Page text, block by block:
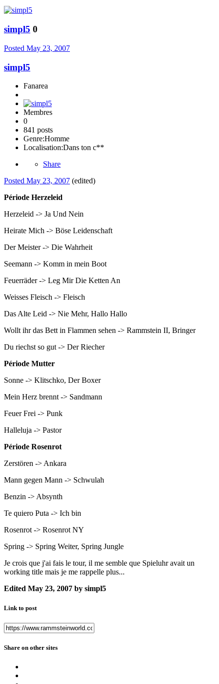
simpl5 0
Posted May 23, 2007
simpl5
Fanarea
Membres
0
841 posts
Genre:Homme
Localisation:Dans ton c**
Share
Posted May 23, 2007 (edited)
Période Herzeleid
Herzeleid -> Ja Und Nein
Heirate Mich -> Böse Leidenschaft
Der Meister -> Die Wahrheit
Seemann -> Komm in mein Boot
Feuerräder -> Leg Mir Die Ketten An
Weisses Fleisch -> Fleisch
Das Alte Leid -> Nie Mehr, Hallo Hallo
Wollt ihr das Bett in Flammen sehen -> Rammstein II, Bringer
Du riechst so gut -> Der Riecher
Période Mutter
Sonne -> Klitschko, Der Boxer
Mein Herz brennt -> Sandmann
Feuer Frei -> Punk
Halleluja -> Pastor
Période Rosenrot
Zerstören -> Ankara
Mann gegen Mann -> Schwulah
Benzin -> Absynth
Te quiero Puta -> Ich bin
Rosenrot -> Rosenrot NY
Spring -> Spring Weiter, Spring Jungle
Je crois que j'ai fais le tour, il me semble que Spieluhr avait un
working title mais je me rappelle plus...
Edited May 23, 2007 by simpl5
Link to post
Share on other sites